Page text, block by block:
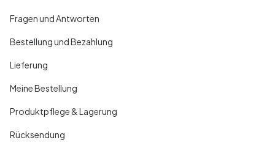
Fragen und Antworten
Bestellung und Bezahlung
Lieferung
Meine Bestellung
Produktpflege & Lagerung
Rücksendung